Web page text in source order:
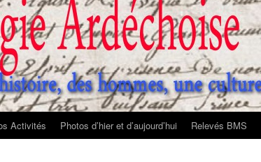
Activités Photos d’hier et d’aujourd’hui Relevés BMS